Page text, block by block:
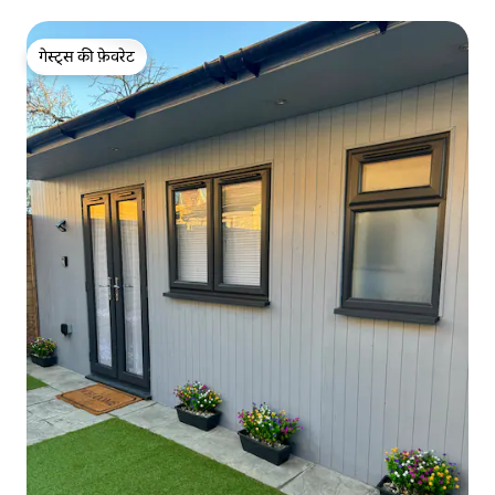
गेस्ट्स की फ़ेवरेट
गेस्ट्स की फ़ेवरेट